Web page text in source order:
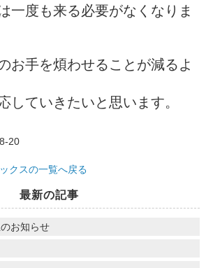
一度も来る必要がなくなりま
お手を煩わせることが減るよ
していきたいと思います。
20
クスの一覧へ戻る
最新の記事
お知らせ